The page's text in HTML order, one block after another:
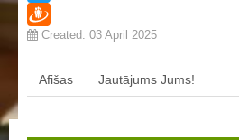
Bērnu aprūpe
Komerczinības
Koksnes materiālu apstrādātājs
Twitter
Draugiem
Created: 03 April 2025
Afišas Jautājums Jums!